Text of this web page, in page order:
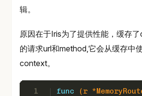
辑。
原因在于Iris为了提供性能，缓存
的请求url和method,它会从缓存中
context。
1
func (r